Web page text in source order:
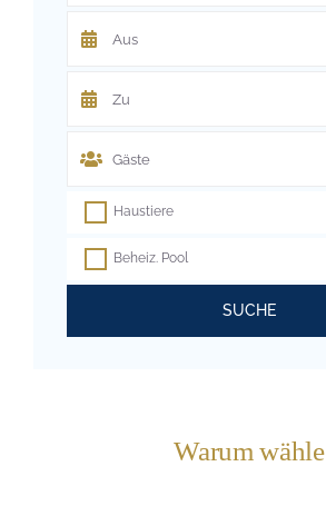
Haustiere
Beheiz. Pool
SUCHE
Warum wähle